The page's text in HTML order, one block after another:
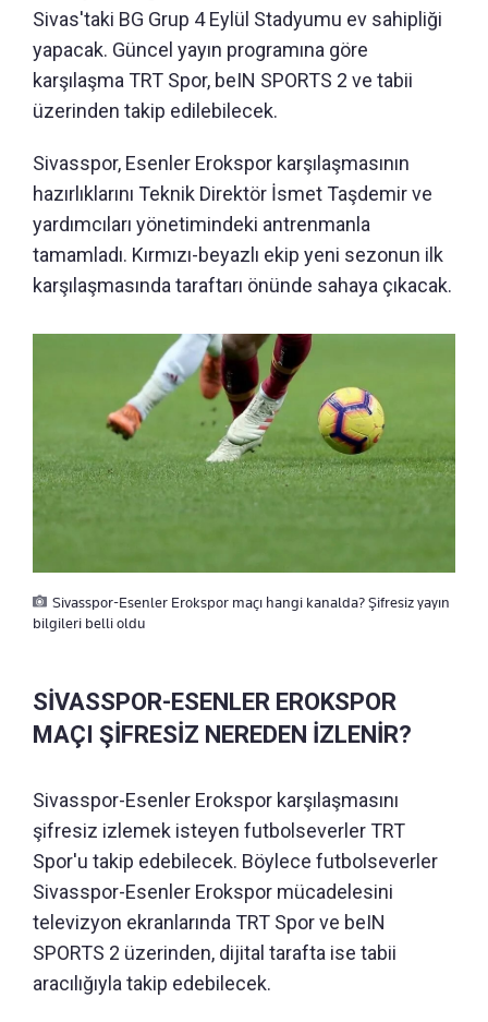
Sivas'taki BG Grup 4 Eylül Stadyumu ev sahipliği
yapacak. Güncel yayın programına göre
karşılaşma TRT Spor, beIN SPORTS 2 ve tabii
üzerinden takip edilebilecek.
Sivasspor, Esenler Erokspor karşılaşmasının
hazırlıklarını Teknik Direktör İsmet Taşdemir ve
yardımcıları yönetimindeki antrenmanla
tamamladı. Kırmızı-beyazlı ekip yeni sezonun ilk
karşılaşmasında taraftarı önünde sahaya çıkacak.
Sivasspor-Esenler Erokspor maçı hangi kanalda? Şifresiz yayın
bilgileri belli oldu
SİVASSPOR-ESENLER EROKSPOR
MAÇI ŞİFRESİZ NEREDEN İZLENİR?
Sivasspor-Esenler Erokspor karşılaşmasını
şifresiz izlemek isteyen futbolseverler TRT
Spor'u takip edebilecek. Böylece futbolseverler
Sivasspor-Esenler Erokspor mücadelesini
televizyon ekranlarında TRT Spor ve beIN
SPORTS 2 üzerinden, dijital tarafta ise tabii
aracılığıyla takip edebilecek.